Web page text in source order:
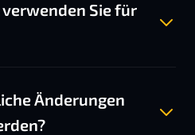
Sie für
Änderungen